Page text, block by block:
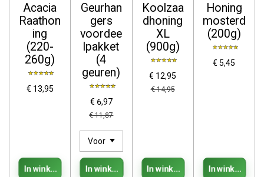
Acacia
Raathon
ing
(220-
260g)
€ 13,95
In winkelwagen
Geurhan
gers
voordee
lpakket
(4
geuren)
€ 6,97
€ 11,87
In winkelwagen
Koolzaa
dhoning
XL
(900g)
€ 12,95
€ 14,95
In winkelwagen
Honing
mosterd
(200g)
€ 5,45
In